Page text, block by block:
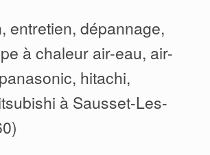
entretien, dépannage,
à chaleur air-eau, air-
hitachi,
à Sausset-Les-